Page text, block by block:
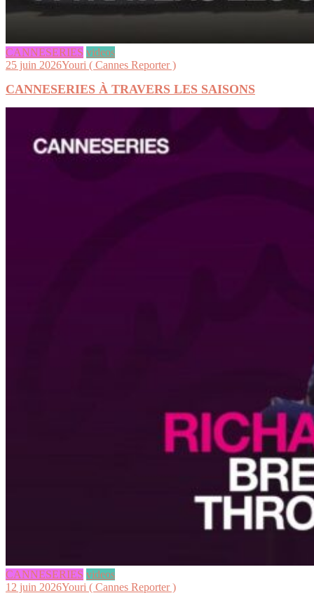
CANNESERIES videos
25 juin 2026Youri ( Cannes Reporter )
CANNESERIES À TRAVERS LES SAISONS
CANNESERIES videos
12 juin 2026Youri ( Cannes Reporter )